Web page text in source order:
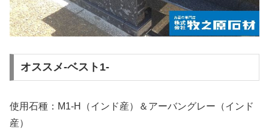
オススメ-ベスト1-
使用石種：M1-H（インド産）＆アーバングレー（インド
産）